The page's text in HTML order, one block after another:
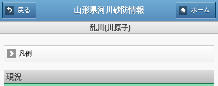
戻る 山形県河川砂防情報 ホーム
乱川(川原子)
凡例
現況